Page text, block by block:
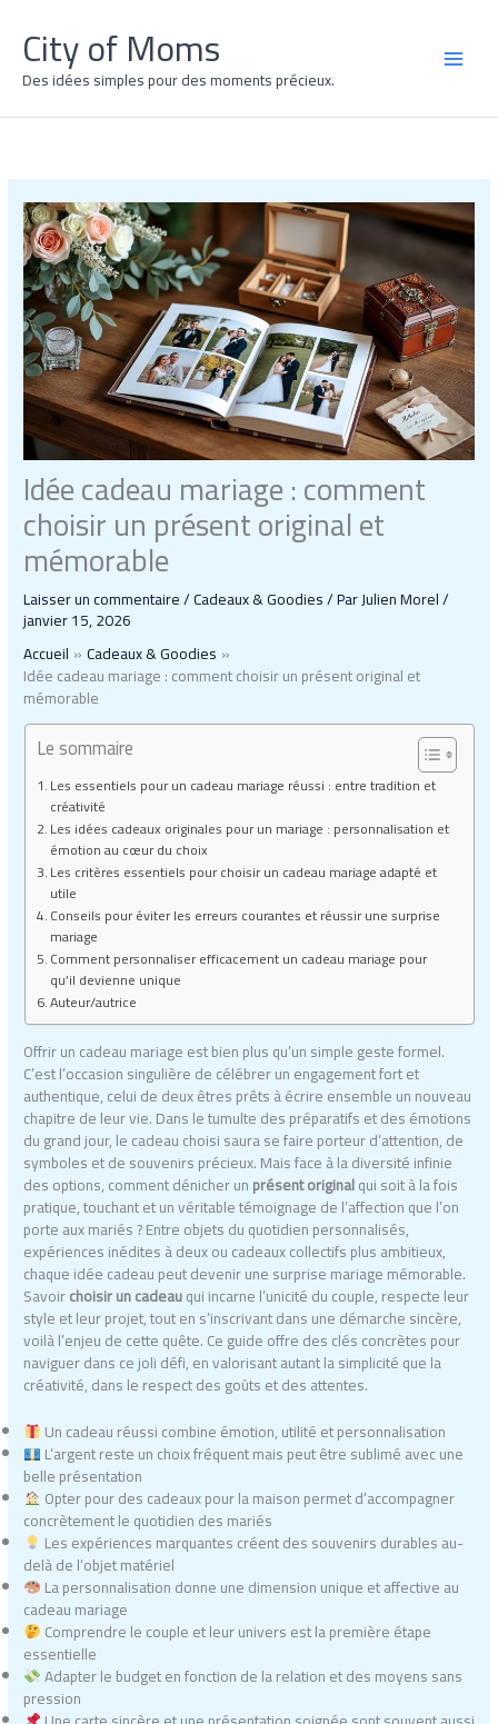
contenuCity of Moms
Des idées simples pour des moments précieux.
Idée cadeau mariage : comment
choisir un présent original et
mémorable
Laisser un commentaire/Cadeaux & Goodies/ ParJulien Morel/
janvier 15, 2026
Accueil
Cadeaux & Goodies
Idée cadeau mariage : comment choisir un présent original et
mémorable
Le sommaire
Les essentiels pour un cadeau mariage réussi : entre tradition et
créativité
Les idées cadeaux originales pour un mariage : personnalisation et
émotion au cœur du choix
Les critères essentiels pour choisir un cadeau mariage adapté et
utile
Conseils pour éviter les erreurs courantes et réussir une surprise
mariage
Comment personnaliser efficacement un cadeau mariage pour
qu’il devienne unique
Auteur/autrice
Offrir un cadeau mariage est bien plus qu’un simple geste formel.
C’est l’occasion singulière de célébrer un engagement fort et
authentique, celui de deux êtres prêts à écrire ensemble un nouveau
chapitre de leur vie. Dans le tumulte des préparatifs et des émotions
du grand jour, le cadeau choisi saura se faire porteur d’attention, de
symboles et de souvenirs précieux. Mais face à la diversité infinie
des options, comment dénicher unprésent originalqui soit à la fois
pratique, touchant et un véritable témoignage de l’affection que l’on
porte aux mariés ? Entre objets du quotidien personnalisés,
expériences inédites à deux ou cadeaux collectifs plus ambitieux,
chaque idée cadeau peut devenir une surprise mariage mémorable.
Savoirchoisir un cadeauqui incarne l’unicité du couple, respecte leur
style et leur projet, tout en s’inscrivant dans une démarche sincère,
voilà l’enjeu de cette quête. Ce guide offre des clés concrètes pour
naviguer dans ce joli défi, en valorisant autant la simplicité que la
créativité, dans le respect des goûts et des attentes.
Un cadeau réussi combine émotion, utilité et personnalisation
L’argent reste un choix fréquent mais peut être sublimé avec une
belle présentation
Opter pour des cadeaux pour la maison permet d’accompagner
concrètement le quotidien des mariés
Les expériences marquantes créent des souvenirs durables au-
delà de l’objet matériel
La personnalisation donne une dimension unique et affective au
cadeau mariage
Comprendre le couple et leur univers est la première étape
essentielle
Adapter le budget en fonction de la relation et des moyens sans
pression